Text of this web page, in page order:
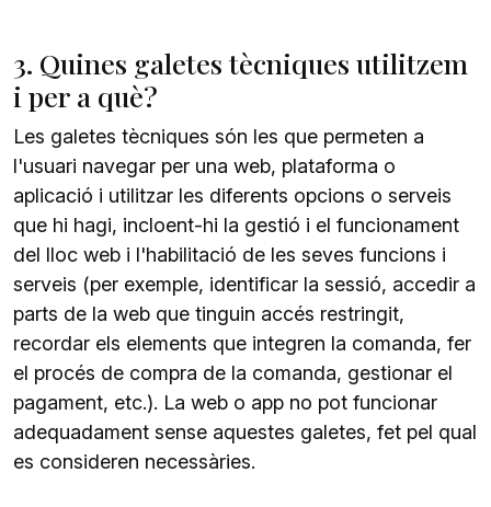
3. Quines galetes tècniques utilitzem
i per a què?
Les galetes tècniques són les que permeten a
l'usuari navegar per una web, plataforma o
aplicació i utilitzar les diferents opcions o serveis
que hi hagi, incloent-hi la gestió i el funcionament
del lloc web i l'habilitació de les seves funcions i
serveis (per exemple, identificar la sessió, accedir a
parts de la web que tinguin accés restringit,
recordar els elements que integren la comanda, fer
el procés de compra de la comanda, gestionar el
pagament, etc.). La web o app no pot funcionar
adequadament sense aquestes galetes, fet pel qual
es consideren necessàries.